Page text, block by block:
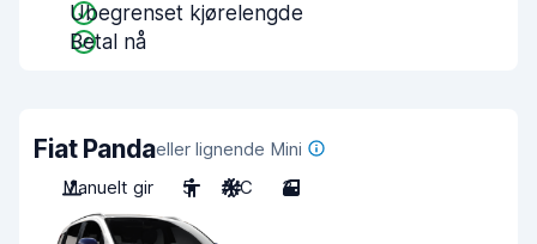
Ubegrenset kjørelengde
Betal nå
Fiat Pandaeller lignende Mini
Manuelt gir
5 A/C 3